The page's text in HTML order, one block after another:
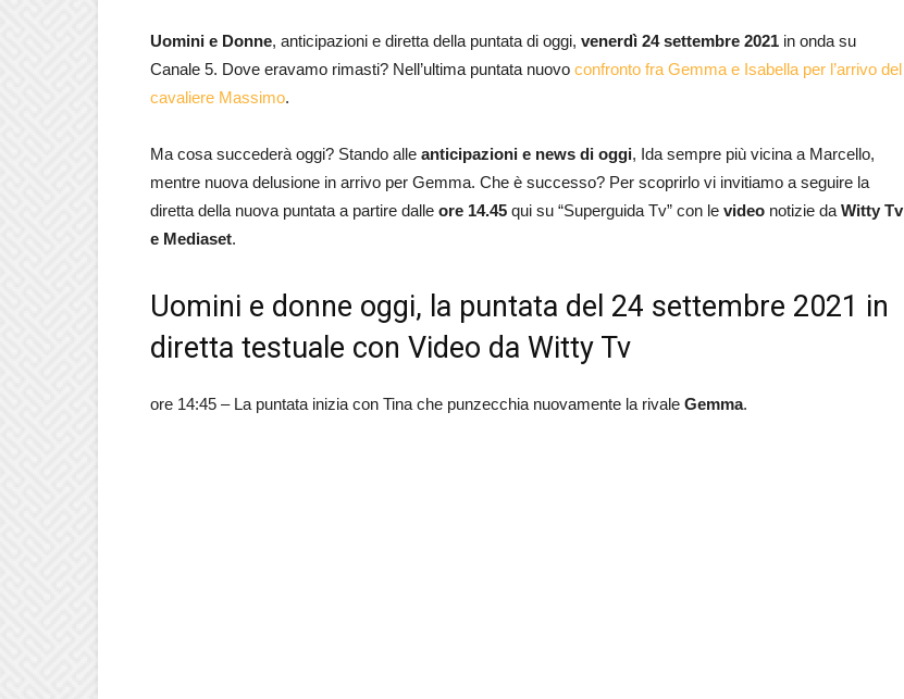
Uomini e Donne, anticipazioni e diretta della puntata di oggi, venerdì 24 settembre 2021 in onda su
Canale 5. Dove eravamo rimasti? Nell’ultima puntata nuovo confronto fra Gemma e Isabella per l’arrivo del
cavaliere Massimo.
Ma cosa succederà oggi? Stando alle anticipazioni e news di oggi, Ida sempre più vicina a Marcello,
mentre nuova delusione in arrivo per Gemma. Che è successo? Per scoprirlo vi invitiamo a seguire la
diretta della nuova puntata a partire dalle ore 14.45 qui su “Superguida Tv” con le video notizie da Witty Tv
e Mediaset.
Uomini e donne oggi, la puntata del 24 settembre 2021 in
diretta testuale con Video da Witty Tv
ore 14:45 – La puntata inizia con Tina che punzecchia nuovamente la rivale Gemma.